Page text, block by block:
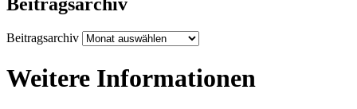
Beitragsarchiv
Beitragsarchiv
Weitere Informationen